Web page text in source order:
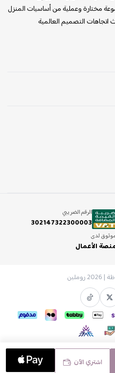
اشتري الآن
مختارة وعملية من أساسيات المنزل
التصميم العالمية
الرقم الضريبي
302147322300003
لدى
الأعمال
روملين